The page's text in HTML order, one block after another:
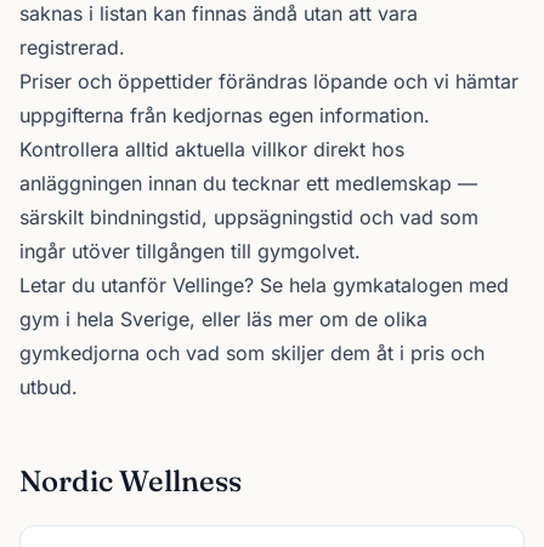
saknas i listan kan finnas ändå utan att vara
registrerad.
Priser och öppettider förändras löpande och vi hämtar
uppgifterna från kedjornas egen information.
Kontrollera alltid aktuella villkor direkt hos
anläggningen innan du tecknar ett medlemskap —
särskilt bindningstid, uppsägningstid och vad som
ingår utöver tillgången till gymgolvet.
Letar du utanför Vellinge? Se hela gymkatalogen med
gym i hela Sverige, eller läs mer om de olika
gymkedjorna och vad som skiljer dem åt i pris och
utbud.
Nordic Wellness